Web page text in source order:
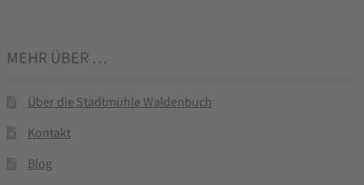
MEHR ÜBER …
Über die Stadtmühle Waldenbuch
Kontakt
Blog